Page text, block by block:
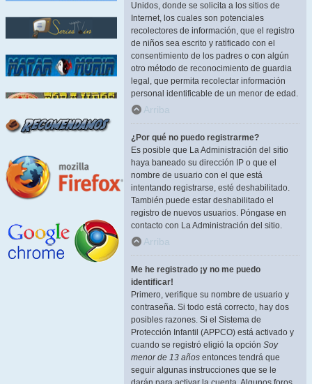
Unidos, donde se solicita a los sitios de
Internet, los cuales son potenciales
recolectores de información, que el registro
de niños sea escrito y ratificado con el
consentimiento de los padres o con algún
otro método de reconocimiento de guardia
legal, que permita recolectar información
personal identificable de un menor de edad.
Arriba
¿Por qué no puedo registrarme?
Es posible que La Administración del sitio
haya baneado su dirección IP o que el
nombre de usuario con el que está
intentando registrarse, esté deshabilitado.
También puede estar deshabilitado el
registro de nuevos usuarios. Póngase en
contacto con La Administración del sitio.
Arriba
Me he registrado ¡y no me puedo
identificar!
Primero, verifique su nombre de usuario y
contraseña. Si todo está correcto, hay dos
posibles razones. Si el Sistema de
Protección Infantil (APPCO) está activado y
cuando se registró eligió la opción Soy
menor de 13 años entonces tendrá que
seguir algunas instrucciones que se le